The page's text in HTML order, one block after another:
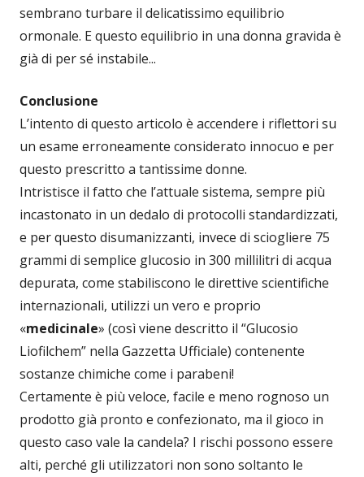
sembrano turbare il delicatissimo equilibrio
ormonale. E questo equilibrio in una donna gravida è
già di per sé instabile...
Conclusione
L’intento di questo articolo è accendere i riflettori su
un esame erroneamente considerato innocuo e per
questo prescritto a tantissime donne.
Intristisce il fatto che l’attuale sistema, sempre più
incastonato in un dedalo di protocolli standardizzati,
e per questo disumanizzanti, invece di sciogliere 75
grammi di semplice glucosio in 300 millilitri di acqua
depurata, come stabiliscono le direttive scientifiche
internazionali, utilizzi un vero e proprio
«medicinale» (così viene descritto il “Glucosio
Liofilchem” nella Gazzetta Ufficiale) contenente
sostanze chimiche come i parabeni!
Certamente è più veloce, facile e meno rognoso un
prodotto già pronto e confezionato, ma il gioco in
questo caso vale la candela? I rischi possono essere
alti, perché gli utilizzatori non sono soltanto le